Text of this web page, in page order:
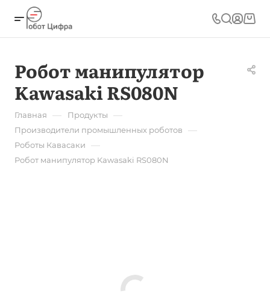
Робот манипулятор
Kawasaki RS080N
Главная — Продукты —
Производители промышленных роботов —
Роботы Кавасаки —
Робот манипулятор Kawasaki RS080N